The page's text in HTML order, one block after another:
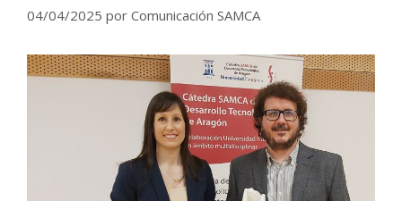
04/04/2025 por Comunicación SAMCA